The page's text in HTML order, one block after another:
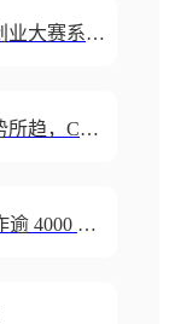
讲师征集：医疗器械创新网创业大赛系列活动“优秀讲师”等您来！
多轮政策支持，委托生产大势所趋，CDMO迎来全新发展机会
医疗新锐前CEO被指控，欺诈逾 4000 万美元